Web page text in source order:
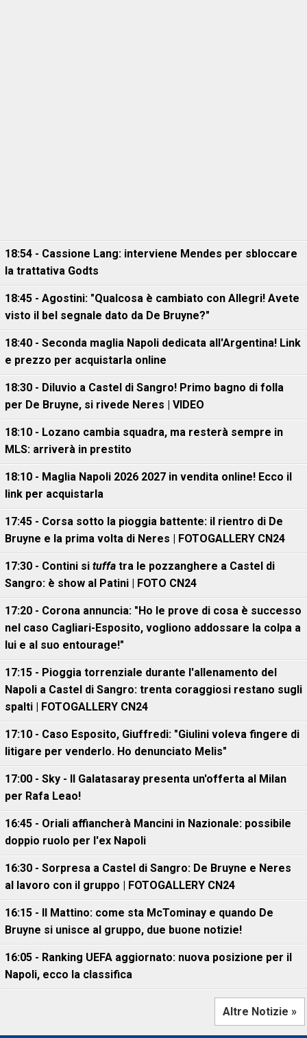
18:54 - Cassione Lang: interviene Mendes per sbloccare
la trattativa Godts
18:45 - Agostini: "Qualcosa è cambiato con Allegri! Avete
visto il bel segnale dato da De Bruyne?"
18:40 - Seconda maglia Napoli dedicata all'Argentina! Link
e prezzo per acquistarla online
18:30 - Diluvio a Castel di Sangro! Primo bagno di folla
per De Bruyne, si rivede Neres | VIDEO
18:10 - Lozano cambia squadra, ma resterà sempre in
MLS: arriverà in prestito
18:10 - Maglia Napoli 2026 2027 in vendita online! Ecco il
link per acquistarla
17:45 - Corsa sotto la pioggia battente: il rientro di De
Bruyne e la prima volta di Neres | FOTOGALLERY CN24
17:30 - Contini si tuffa tra le pozzanghere a Castel di
Sangro: è show al Patini | FOTO CN24
17:20 - Corona annuncia: "Ho le prove di cosa è successo
nel caso Cagliari-Esposito, vogliono addossare la colpa a
lui e al suo entourage!"
17:15 - Pioggia torrenziale durante l'allenamento del
Napoli a Castel di Sangro: trenta coraggiosi restano sugli
spalti | FOTOGALLERY CN24
17:10 - Caso Esposito, Giuffredi: "Giulini voleva fingere di
litigare per venderlo. Ho denunciato Melis"
17:00 - Sky - Il Galatasaray presenta un'offerta al Milan
per Rafa Leao!
16:45 - Oriali affiancherà Mancini in Nazionale: possibile
doppio ruolo per l'ex Napoli
16:30 - Sorpresa a Castel di Sangro: De Bruyne e Neres
al lavoro con il gruppo | FOTOGALLERY CN24
16:15 - Il Mattino: come sta McTominay e quando De
Bruyne si unisce al gruppo, due buone notizie!
16:05 - Ranking UEFA aggiornato: nuova posizione per il
Napoli, ecco la classifica
Altre Notizie »